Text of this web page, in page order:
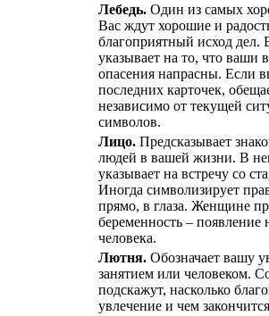
Лебедь. Один из самых
Вас ждут хорошие и
благоприятный исход дел.
указывает на то, что ваши
опасения напрасны. Если
последних карточек,
независимо от текущей
символов.
Лицо. Предсказывает
людей в вашей жизни. В
указывает на встречу со
Иногда символизирует
прямо, в глаза. Женщине
беременность – появление
человека.
Лютня. Обозначает вашу
занятием или человеком.
подскажут, насколько
увлечение и чем